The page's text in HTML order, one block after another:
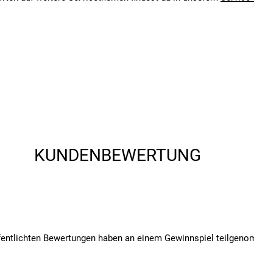
KUNDENBEWERTUNG
Bewertungen haben an einem Gewinnspiel